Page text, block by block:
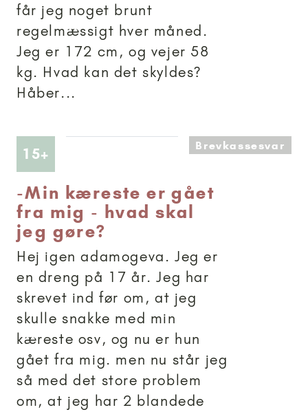
får jeg noget brunt
regelmæssigt hver måned.
Jeg er 172 cm, og vejer 58
kg. Hvad kan det skyldes?
Håber...
15+ Artikler anbefalet til 15+Brevkassesvar
-Min kæreste er gået
fra mig - hvad skal
jeg gøre?
Hej igen adamogeva. Jeg er
en dreng på 17 år. Jeg har
skrevet ind før om, at jeg
skulle snakke med min
kæreste osv, og nu er hun
gået fra mig. men nu står jeg
så med det store problem
om, at jeg har 2 blandede